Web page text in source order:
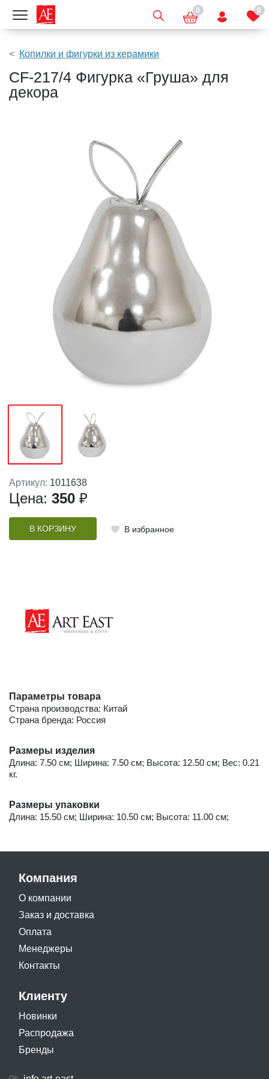
Показать меню 0 0
Копилки и фигурки из керамики
CF-217/4 Фигурка «Груша» для
декора
Артикул: 1011638
Цена: 350 ₽
В КОРЗИНУ В избранное
Параметры товара
Страна производства: Китай
Страна бренда: Россия
Размеры изделия
Длина: 7.50 см; Ширина: 7.50 см; Высота: 12.50 см; Вес: 0.21
кг.
Размеры упаковки
Длина: 15.50 см; Ширина: 10.50 см; Высота: 11.00 см;
Компания
О компании
Заказ и доставка
Оплата
Менеджеры
Контакты
Клиенту
Новинки
Распродажа
Бренды